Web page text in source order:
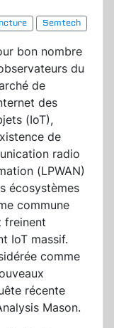
Semtech
bon nombre
du
de
des
(IoT),
de
radio
(LPWAN)
écosystèmes
commune
freinent
IoT massif.
comme
récente
Mason.